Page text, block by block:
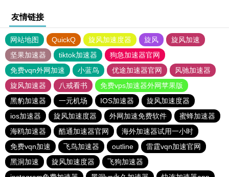
友情链接
网站地图 QuickQ 旋风加速度器 旋风
旋风加速
坚果加速器
tiktok加速器
狗急加速器官网
免费vqn外网加速
小蓝鸟 优途加速器官网
风驰加速器
旋风加速器
八戒看书
免费vps加速器外网苹果版
黑豹加速器
一元机场 IOS加速器
旋风加速度器
ios加速器
旋风加速度器 外网加速免费软件
蜜蜂加速器
海鸥加速器
酷通加速器官网
海外加速器试用一小时
免费vqn加速
飞鸟加速器 outline
雷霆vqn加速官网
黑洞加速
旋风加速度器
飞狗加速器